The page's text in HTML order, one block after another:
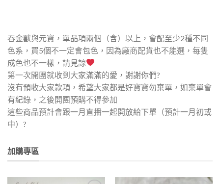
吞金獸與元寶，單品項兩個（含）以上，會配至少2種不同
色系，買5個不一定會包色，因為廠商配貨也不能選，每隻
成色也不一樣，請見諒
第一次開團就收到大家滿滿的愛，謝謝你們?
沒有預收大家款項，希望大家都是好寶寶勿棄單，如棄單會
有紀錄，之後開團預購不得參加
這些商品預計會跟一月直播一起開放給下單（預計一月初或
中）?
加購專區